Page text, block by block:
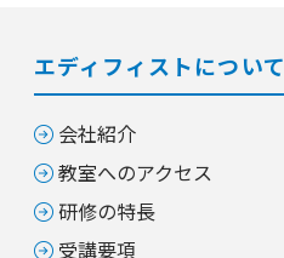
エディフィストについて
会社紹介
教室へのアクセス
研修の特長
受講要項